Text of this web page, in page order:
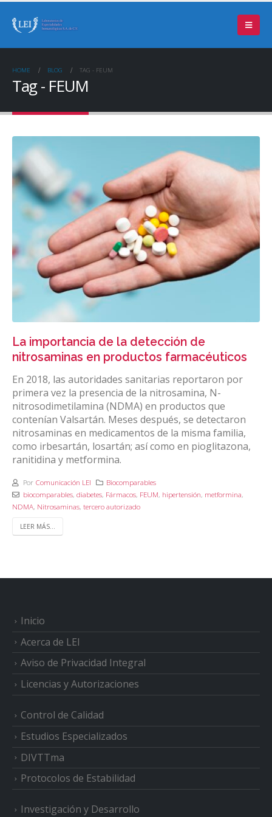
HOME BLOG TAG - FEUM
Tag - FEUM
La importancia de la detección de
nitrosaminas en productos farmacéuticos
En 2018, las autoridades sanitarias reportaron por
primera vez la presencia de la nitrosamina, N-
nitrosodimetilamina (NDMA) en productos que
contenían Valsartán. Meses después, se detectaron
nitrosaminas en medicamentos de la misma familia,
como irbesartán, losartán; así como en pioglitazona,
ranitidina y metformina.
Por Comunicación LEI
Biocomparables
biocomparables, diabetes, Fármacos, FEUM, hipertensión, metformina,
NDMA, Nitrosaminas, tercero autorizado
LEER MÁS...
Inicio
Acerca de LEI
Aviso de Privacidad Integral
Licencias y Autorizaciones
Control de Calidad
Estudios Especializados
DIVTTma
Protocolos de Estabilidad
Investigación y Desarrollo